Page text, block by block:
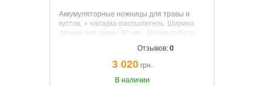
Аккумуляторные ножницы для травы и
кустов, + насадка-распылитель. Ширина
лезвия для травы 80 мм. Время работы
зарядки аккумулятора 3,5 часа.
Аккумулятор 3,6 В Li-ion Вес 0,5 кг.
Отзывов:0
3 020грн.
В наличии